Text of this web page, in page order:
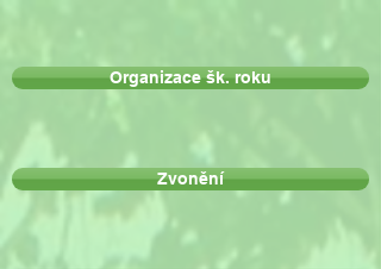
Organizace šk. roku
Zvonění